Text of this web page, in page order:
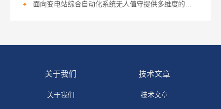
关于我们
关于我们
技术文章
技术文章